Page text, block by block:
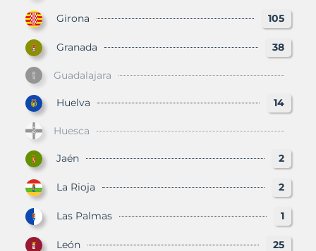
Girona 105
Granada 38
Guadalajara
Huelva 14
Huesca
Jaén 2
La Rioja 2
Las Palmas 1
León 25